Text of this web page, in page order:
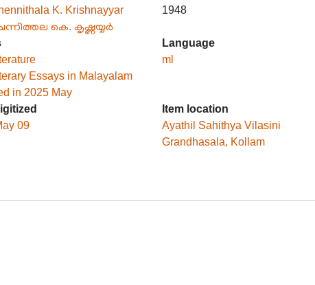
K. Krishnayyar
കെ. കൃഷ്ണയ്യർ
1948
Essays in Malayalam
in 2025 May
Language
ml
09
Item location
Ayathil Sahithya Vilasini
Grandhasala, Kollam